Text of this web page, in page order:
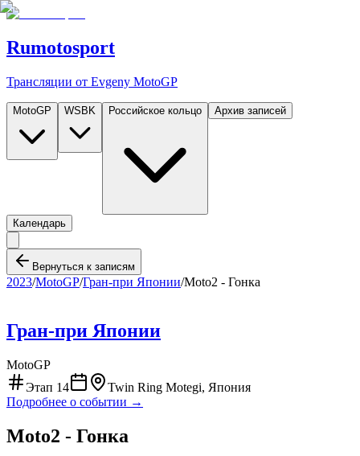
Rumotosport
Трансляции от Evgeny MotoGP
MotoGP WSBK Российское кольцо Архив записей
Календарь
Вернуться к записям
2023/MotoGP/Гран-при Японии/Moto2 - Гонка
Гран-при Японии
MotoGP
Этап 14
Twin Ring Motegi, Япония
Подробнее о событии →
Moto2 - Гонка